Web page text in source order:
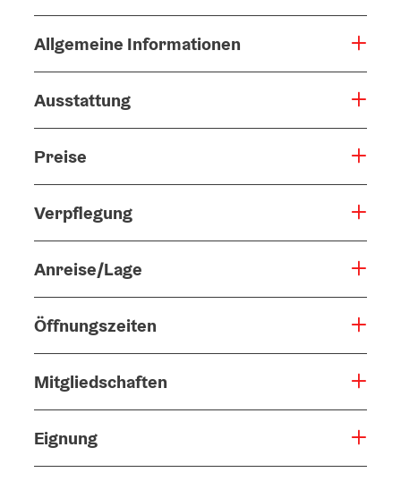
Allgemeine Informationen
Ausstattung
Preise
Verpflegung
Anreise/Lage
Öffnungszeiten
Mitgliedschaften
Eignung